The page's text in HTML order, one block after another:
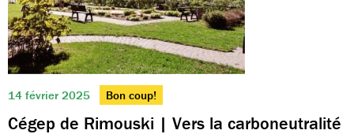
14 février 2025 Bon coup!
Cégep de Rimouski | Vers la carboneutralité